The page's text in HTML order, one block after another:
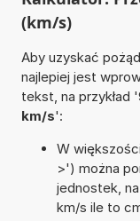
(km/s)
Aby uzyskać
najlepiej jest
tekst, na
km/s':
W
>') można
jednostek,
km/s ile to